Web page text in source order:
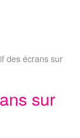
des écrans sur
sur